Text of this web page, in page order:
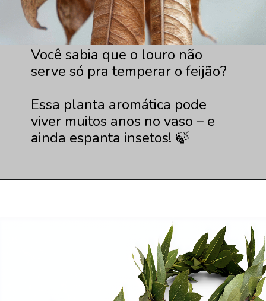
Você sabia que o louro não
serve só pra temperar o feijão?
Essa planta aromática pode
viver muitos anos no vaso – e
ainda espanta insetos! 🍃